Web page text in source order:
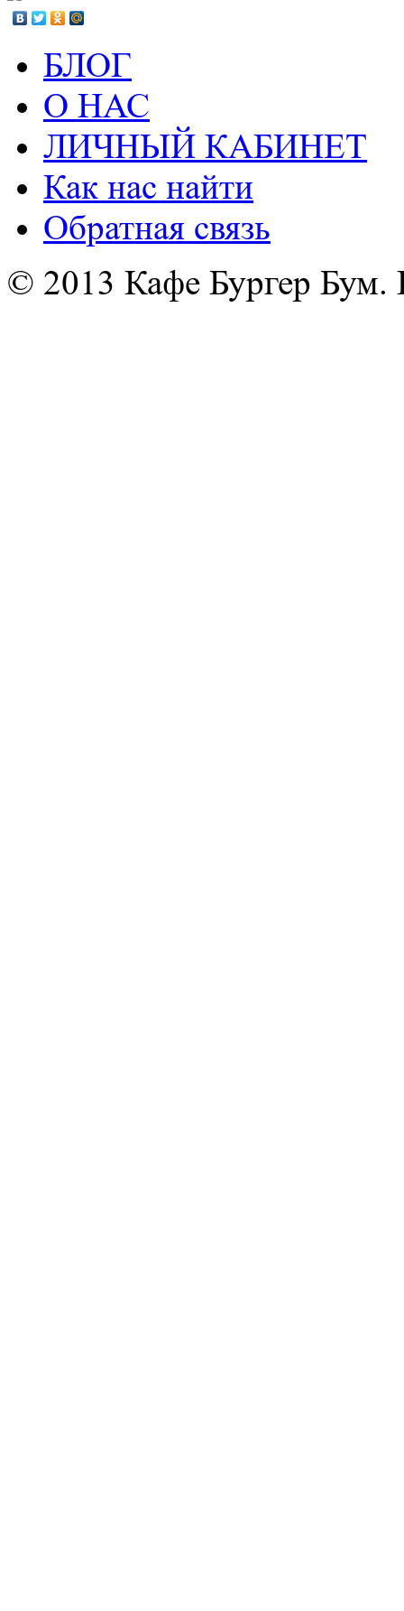
БЛОГ
О НАС
ЛИЧНЫЙ КАБИНЕТ
Как нас найти
Обратная связь
© 2013 Кафе Бургер Бум.